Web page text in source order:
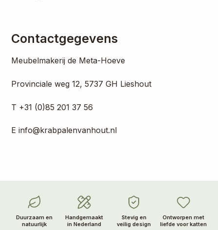
Contactgegevens
Meubelmakerij de Meta-Hoeve
Provinciale weg 12, 5737 GH Lieshout
T +31 (0)85 201 37 56
E info@krabpalenvanhout.nl
Duurzaam en
natuurlijk
Handgemaakt
in Nederland
Stevig en
veilig design
Ontworpen met
liefde voor katten